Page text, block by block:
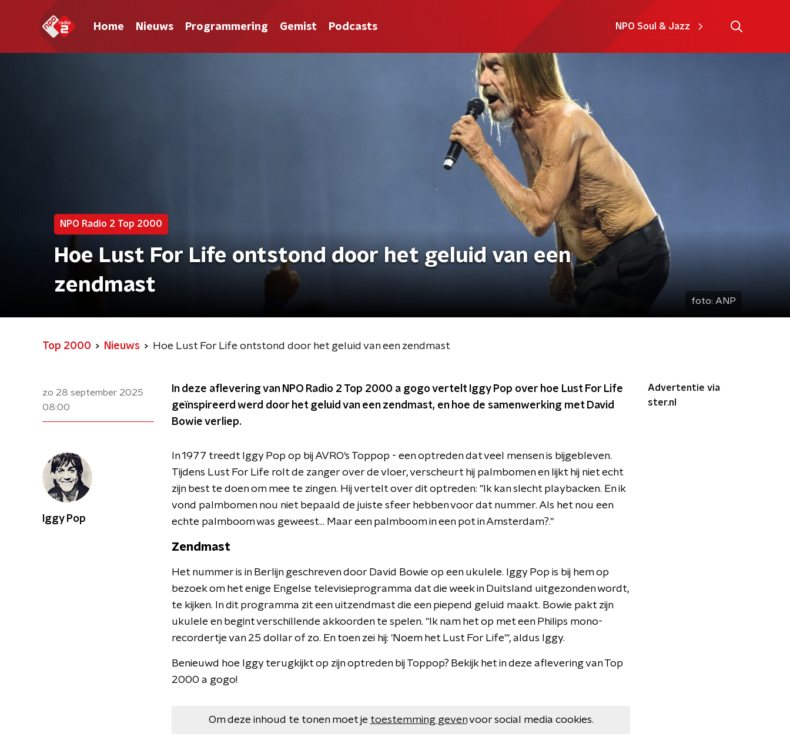
Home Nieuws Programmering Gemist Podcasts NPO Soul & Jazz
NPO Radio 2 Top 2000
Hoe Lust For Life ontstond door het geluid van een
zendmast
foto: ANP
Top 2000 Nieuws Hoe Lust For Life ontstond door het geluid van een zendmast
zo 28 september 2025
08:00
In deze aflevering van NPO Radio 2 Top 2000 a gogo vertelt Iggy Pop over hoe Lust For Life
geïnspireerd werd door het geluid van een zendmast, en hoe de samenwerking met David
Bowie verliep.
In 1977 treedt Iggy Pop op bij AVRO's Toppop - een optreden dat veel mensen is bijgebleven.
Tijdens Lust For Life rolt de zanger over de vloer, verscheurt hij palmbomen en lijkt hij niet echt
zijn best te doen om mee te zingen. Hij vertelt over dit optreden: "Ik kan slecht playbacken. En ik
vond palmbomen nou niet bepaald de juiste sfeer hebben voor dat nummer. Als het nou een
echte palmboom was geweest... Maar een palmboom in een pot in Amsterdam?."
Zendmast
Het nummer is in Berlijn geschreven door David Bowie op een ukulele. Iggy Pop is bij hem op
bezoek om het enige Engelse televisieprogramma dat die week in Duitsland uitgezonden wordt,
te kijken. In dit programma zit een uitzendmast die een piepend geluid maakt. Bowie pakt zijn
ukulele en begint verschillende akkoorden te spelen. "Ik nam het op met een Philips mono-
recordertje van 25 dollar of zo. En toen zei hij: 'Noem het Lust For Life'", aldus Iggy.
Benieuwd hoe Iggy terugkijkt op zijn optreden bij Toppop? Bekijk het in deze aflevering van Top
2000 a gogo!
Om deze inhoud te tonen moet je toestemming gevenvoor social media cookies.
Advertentie via
ster.nl
Iggy Pop